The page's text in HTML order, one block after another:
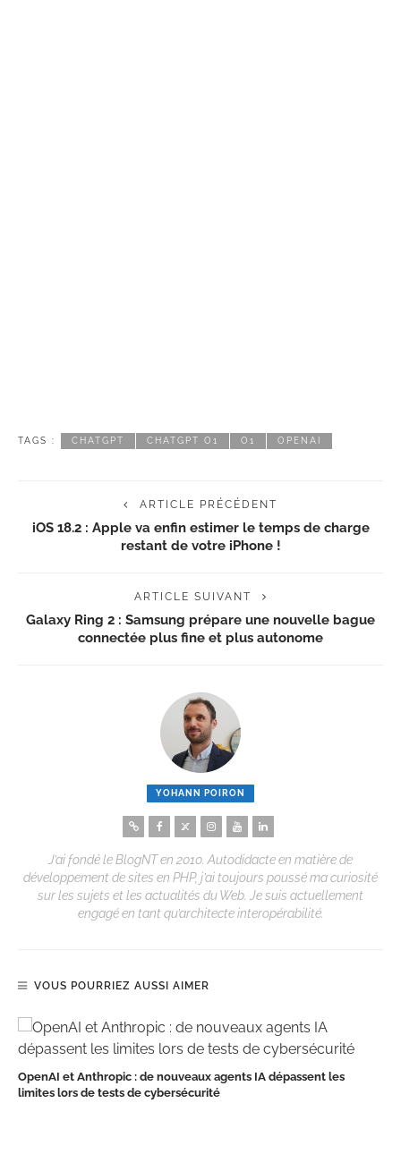
TAGS : CHATGPT CHATGPT O1 O1 OPENAI
ARTICLE PRÉCÉDENT
iOS 18.2 : Apple va enfin estimer le temps de charge
restant de votre iPhone !
ARTICLE SUIVANT
Galaxy Ring 2 : Samsung prépare une nouvelle bague
connectée plus fine et plus autonome
YOHANN POIRON
J’ai fondé le BlogNT en 2010. Autodidacte en matière de
développement de sites en PHP, j’ai toujours poussé ma curiosité
sur les sujets et les actualités du Web. Je suis actuellement
engagé en tant qu’architecte interopérabilité.
VOUS POURRIEZ AUSSI AIMER
OpenAI et Anthropic : de nouveaux agents IA dépassent les
limites lors de tests de cybersécurité